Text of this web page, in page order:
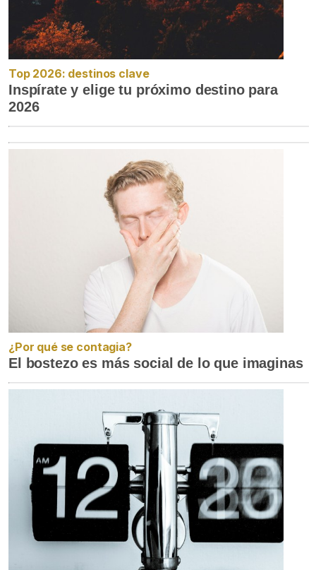
Top 2026: destinos clave
Inspírate y elige tu próximo destino para
2026
¿Por qué se contagia?
El bostezo es más social de lo que imaginas